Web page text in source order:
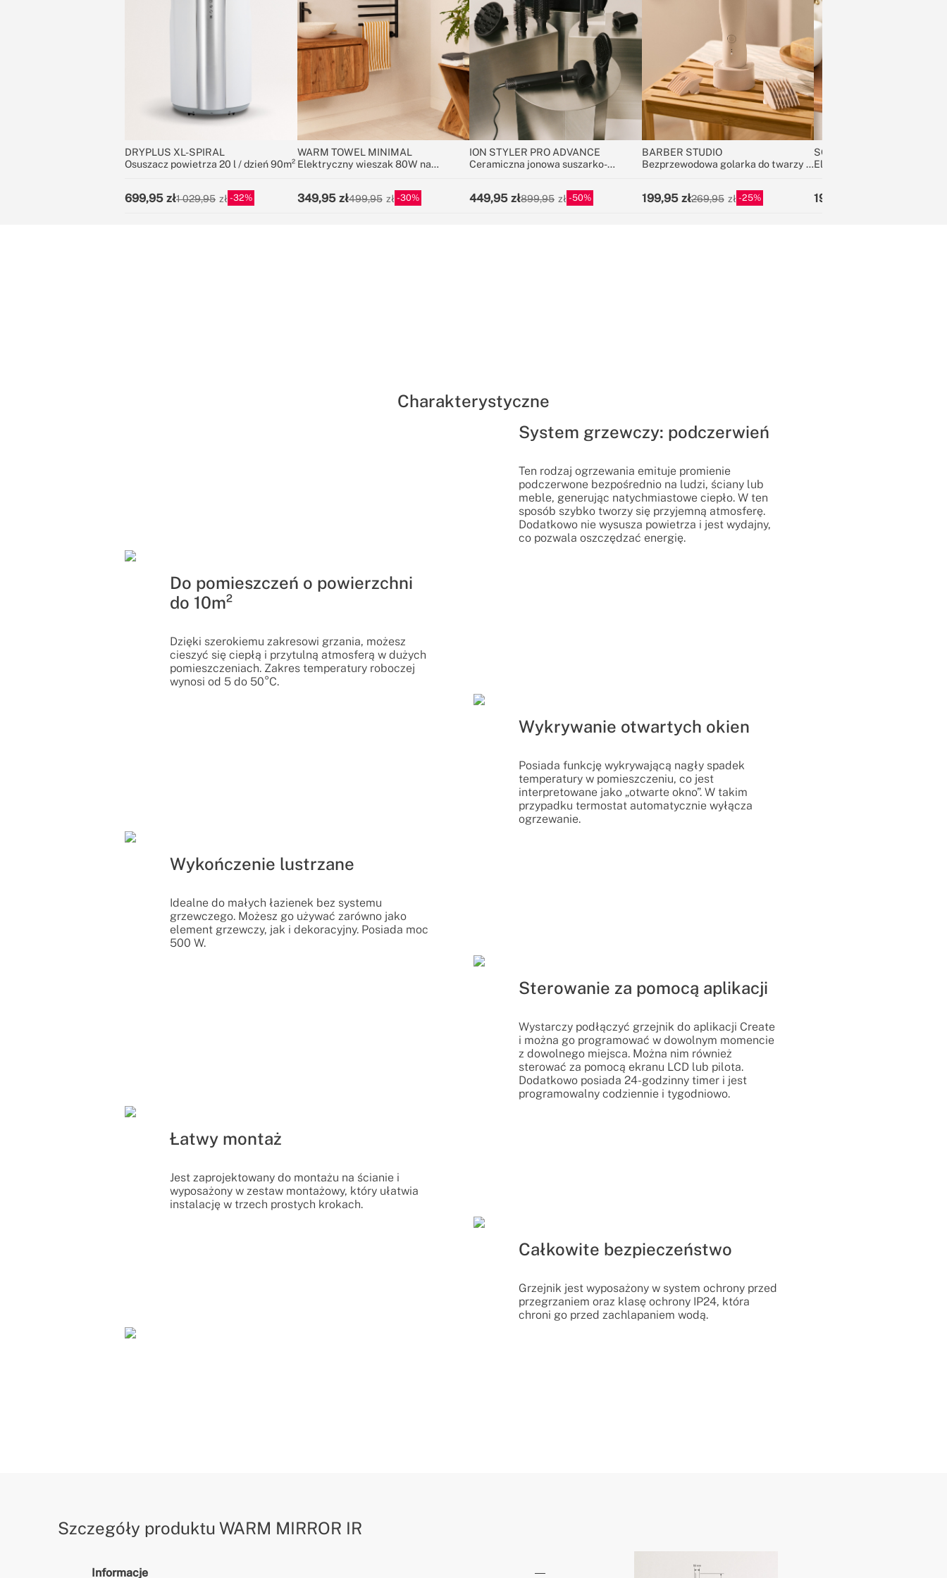
DRYPLUS XL-SPIRAL
Osuszacz powietrza 20 l / dzień 90m²
699,95 1 029,95 32
WARM TOWEL MINIMAL
Elektryczny wieszak 80W na
349,95 499,95 30
ION STYLER PRO ADVANCE
Ceramiczna jonowa suszarko-
449,95 899,95 50
BARBER STUDIO
Bezprzewodowa golarka do twarzy i
199,95 269,95 25
SONIC PEARL
Elektryczna szczoteczka do
199,95
Charakterystyczne
System grzewczy: podczerwień
Ten rodzaj ogrzewania emituje promienie
podczerwone bezpośrednio na ludzi, ściany lub
meble, generując natychmiastowe ciepło. W ten
sposób szybko tworzy się przyjemną atmosferę.
Dodatkowo nie wysusza powietrza i jest wydajny,
co pozwala oszczędzać energię.
Do pomieszczeń o powierzchni
do 10m²
Dzięki szerokiemu zakresowi grzania, możesz
cieszyć się ciepłą i przytulną atmosferą w dużych
pomieszczeniach. Zakres temperatury roboczej
wynosi od 5 do 50°C.
Wykrywanie otwartych okien
Posiada funkcję wykrywającą nagły spadek
temperatury w pomieszczeniu, co jest
interpretowane jako „otwarte okno”. W takim
przypadku termostat automatycznie wyłącza
ogrzewanie.
Wykończenie lustrzane
Idealne do małych łazienek bez systemu
grzewczego. Możesz go używać zarówno jako
element grzewczy, jak i dekoracyjny. Posiada moc
500 W.
Sterowanie za pomocą aplikacji
Wystarczy podłączyć grzejnik do aplikacji Create
i można go programować w dowolnym momencie
z dowolnego miejsca. Można nim również
sterować za pomocą ekranu LCD lub pilota.
Dodatkowo posiada 24-godzinny timer i jest
programowalny codziennie i tygodniowo.
Łatwy montaż
Jest zaprojektowany do montażu na ścianie i
wyposażony w zestaw montażowy, który ułatwia
instalację w trzech prostych krokach.
Całkowite bezpieczeństwo
Grzejnik jest wyposażony w system ochrony przed
przegrzaniem oraz klasę ochrony IP24, która
chroni go przed zachlapaniem wodą.
Szczegóły produktuWARM MIRROR IR
Informacje